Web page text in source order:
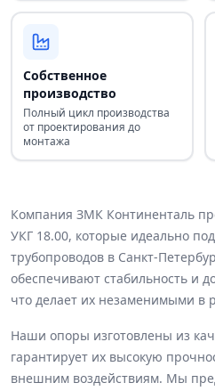
Собственное
производство
Полный цикл производства
от проектирования до
монтажа
Компания ЗМК Континенталь
УКГ 18.00, которые идеально
трубопроводов в Санкт-
обеспечивают стабильность и
что делает их незаменимыми в
Наши опоры изготовлены из
гарантирует их высокую
внешним воздействиям. Мы